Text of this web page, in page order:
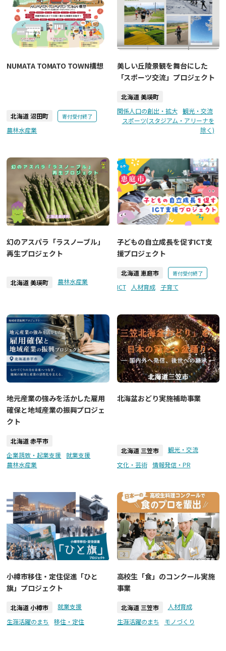
NUMATA TOMATO TOWN構想
北海道 沼田町 寄付受付終了
農林水産業
美しい丘陵景観を舞台にした
「スポーツ交流」プロジェクト
北海道 美瑛町
関係人口の創出・拡大
観光・交流
スポーツ(スタジアム・アリーナを
除く)
幻のアスパラ「ラスノーブル」
再生プロジェクト
北海道 美瑛町 農林水産業
子どもの自立成長を促すICT支
援プロジェクト
北海道 恵庭市 寄付受付終了
ICT 人材育成 子育て
地元産業の強みを活かした雇用
確保と地域産業の振興プロジェ
クト
北海道 赤平市
企業誘致・起業支援
就業支援
農林水産業
北海盆おどり実施補助事業
北海道 三笠市
観光・交流
文化・芸術
情報発信・PR
小樽市移住・定住促進「ひと
旗」プロジェクト
北海道 小樽市
就業支援
生涯活躍のまち
移住・定住
高校生「食」のコンクール実施
事業
北海道 三笠市
人材育成
生涯活躍のまち
モノづくり